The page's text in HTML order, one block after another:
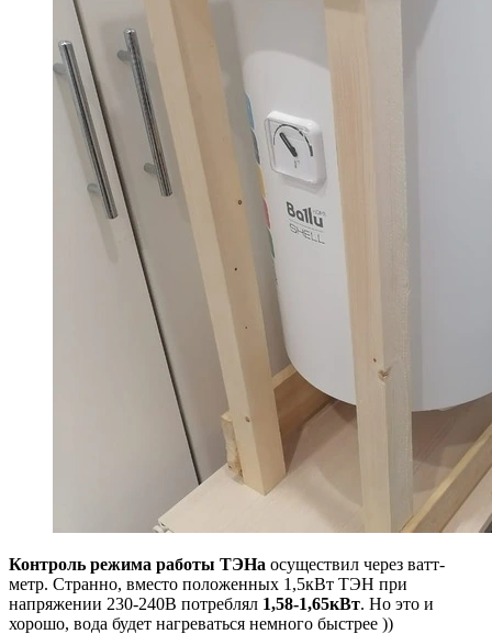
Контроль режима работы ТЭНа осуществил через ватт-
метр. Странно, вместо положенных 1,5кВт ТЭН при
напряжении 230-240В потреблял 1,58-1,65кВт. Но это и
хорошо, вода будет нагреваться немного быстрее ))